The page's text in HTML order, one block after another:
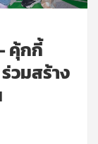
คุ้กกี้
มสร้าง